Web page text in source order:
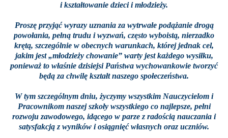
i kształtowanie dzieci i młodzieży.
Proszę przyjąć wyrazy uznania za wytrwałe podążanie drogą
powołania, pełną trudu i wyzwań, często wyboistą, nierzadko
krętą, szczególnie w obecnych warunkach, której jednak cel,
jakim jest „młodzieży chowanie” warty jest każdego wysiłku,
ponieważ to właśnie dzisiejsi Państwa wychowankowie tworzyć
będą za chwilę kształt naszego społeczeństwa.
W tym szczególnym dniu, życzymy wszystkim Nauczycielom i
Pracownikom naszej szkoły wszystkiego co najlepsze, pełni
rozwoju zawodowego, idącego w parze z radością nauczania i
satysfakcją z wyników i osiągnięć własnych oraz uczniów.